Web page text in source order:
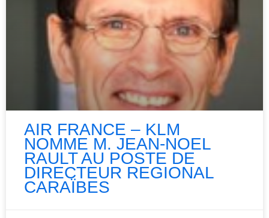
AIR FRANCE – KLM
NOMME M. JEAN-NOEL
RAULT AU POSTE DE
DIRECTEUR REGIONAL
CARAÏBES